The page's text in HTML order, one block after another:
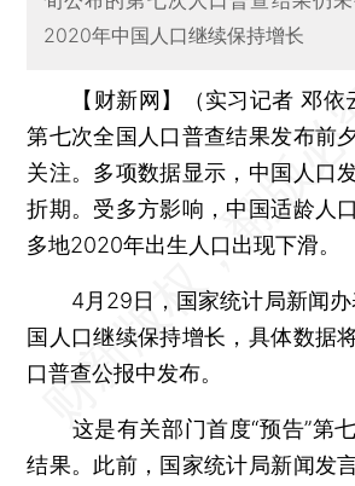
2020年中国人口继续保持增长
【财新网】（实习记者 邓依
第七次全国人口普查结果发布前
关注。多项数据显示，中国人口
折期。受多方影响，中国适龄人
多地2020年出生人口出现下滑。
4月29日，国家统计局新闻办
国人口继续保持增长，具体数据
口普查公报中发布。
这是有关部门首度“预告”第
结果。此前，国家统计局新闻发